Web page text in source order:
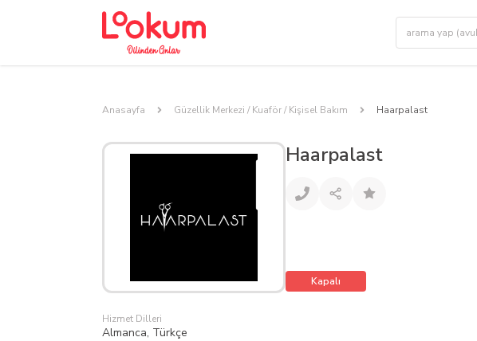
Anasayfa Güzellik Merkezi / Kuaför / Kişisel Bakım Haarpalast
Haarpalast
Kapalı
Hizmet Dilleri
Almanca, Türkçe